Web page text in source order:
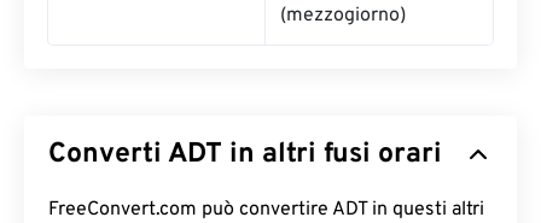
(mezzogiorno)
Converti ADT in altri fusi orari
FreeConvert.com può convertire ADT in questi altri